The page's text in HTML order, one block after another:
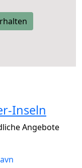
Inseln
Angebote